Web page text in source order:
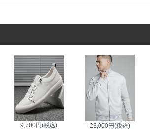
9,700円(税込) 23,000円(税込)